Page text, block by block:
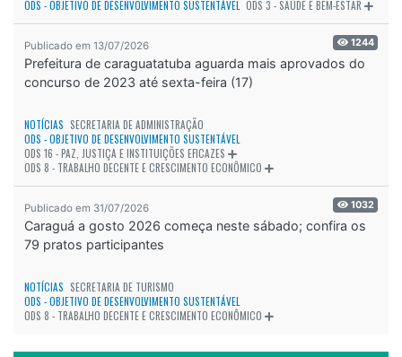
ODS - OBJETIVO DE DESENVOLVIMENTO SUSTENTÁVEL ODS 3 - SAÚDE E BEM-ESTAR
Publicado em 13/07/2026 1244
Prefeitura de caraguatatuba aguarda mais aprovados do
concurso de 2023 até sexta-feira (17)
NOTÍCIAS SECRETARIA DE ADMINISTRAÇÃO
ODS - OBJETIVO DE DESENVOLVIMENTO SUSTENTÁVEL
ODS 16 - PAZ, JUSTIÇA E INSTITUIÇÕES EFICAZES
ODS 8 - TRABALHO DECENTE E CRESCIMENTO ECONÔMICO
Publicado em 31/07/2026 1032
Caraguá a gosto 2026 começa neste sábado; confira os
79 pratos participantes
NOTÍCIAS SECRETARIA DE TURISMO
ODS - OBJETIVO DE DESENVOLVIMENTO SUSTENTÁVEL
ODS 8 - TRABALHO DECENTE E CRESCIMENTO ECONÔMICO